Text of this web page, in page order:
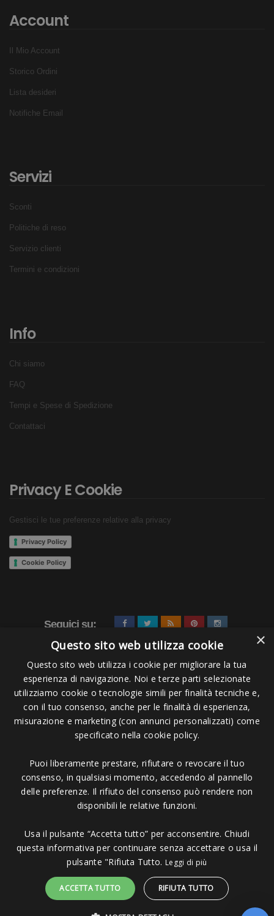
Account
Il Mio Account
Storico Ordini
Lista desideri
Notifiche Email
Servizi
Sconti
Politiche di reso
Servizio clienti
Termini e condizioni
Info
Chi siamo
FAQ
Tempi e Spese di Spedizione
Contattaci
Privacy E Cookie
Gestisci le tue preferenze relative alla privacy
Privacy Policy
Cookie Policy
Seguici su:
Pagamenti Accettati
Copyright © 2006 - 2023 -Icarus Project sas- Via Bordigona, 5 - 54100
×
Questo sito web utilizza cookie
Questo sito web utilizza i cookie per migliorare la tua
esperienza di navigazione. Noi e terze parti selezionate
utilizziamo cookie o tecnologie simili per finalità tecniche e,
con il tuo consenso, anche per le finalità di esperienza,
misurazione e marketing (con annunci personalizzati) come
specificato nella cookie policy.
Puoi liberamente prestare, rifiutare o revocare il tuo
consenso, in qualsiasi momento, accedendo al pannello
delle preferenze. Il rifiuto del consenso può rendere non
disponibili le relative funzioni.
Usa il pulsante “Accetta tutto” per acconsentire. Chiudi
questa informativa per continuare senza accettare o usa il
pulsante "Rifiuta Tutto. Leggi di più
ACCETTA TUTTO RIFIUTA TUTTO